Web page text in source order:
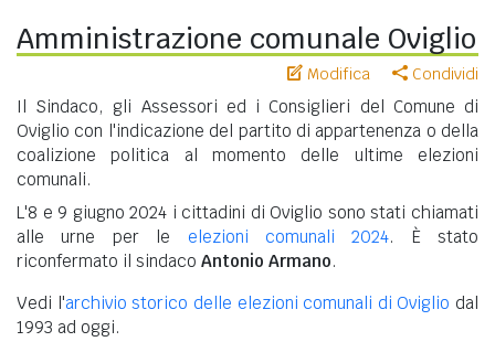
Amministrazione comunale Oviglio
Modifica Condividi
Il Sindaco, gli Assessori ed i Consiglieri del Comune di
Oviglio con l'indicazione del partito di appartenenza o della
coalizione politica al momento delle ultime elezioni
comunali.
L'8 e 9 giugno 2024 i cittadini di Oviglio sono stati chiamati
alle urne per le elezioni comunali 2024. È stato
riconfermato il sindaco Antonio Armano.
Vedi l'archivio storico delle elezioni comunali di Oviglio dal
1993 ad oggi.